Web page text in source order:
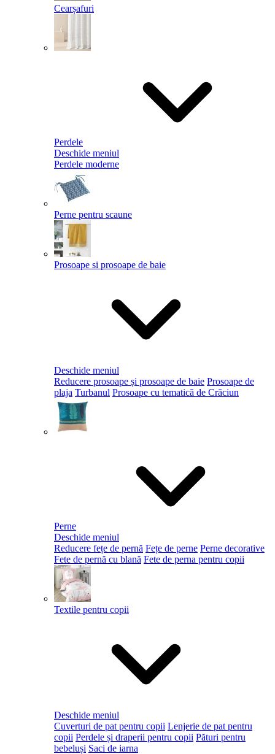
Cearșafuri
Perdele
Deschide meniul
Perdele moderne
Perne pentru scaune
Prosoape si prosoape de baie
Deschide meniul
Reducere prosoape și prosoape de baie Prosoape de
plaja Turbanul Prosoape cu tematică de Crăciun
Perne
Deschide meniul
Reducere fețe de pernă Fețe de perne Perne decorative
Fete de pernă cu blană Fete de perna pentru copii
Textile pentru copii
Deschide meniul
Cuverturi de pat pentru copii Lenjerie de pat pentru
copii Perdele și draperii pentru copii Pături pentru
bebeluși Saci de iarna